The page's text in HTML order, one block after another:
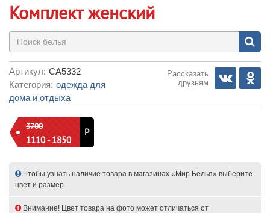
Комплект женский
Артикул: СА5332
Категория: одежда для
дома и отдыха
Рассказать
друзьям
3700
1110 - 1850
Р
Чтобы узнать наличие товара в магазинах «Мир Белья» выберите
цвет и размер
Внимание! Цвет товара на фото может отличаться от